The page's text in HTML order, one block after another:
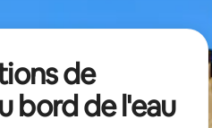
de
bord de l'eau